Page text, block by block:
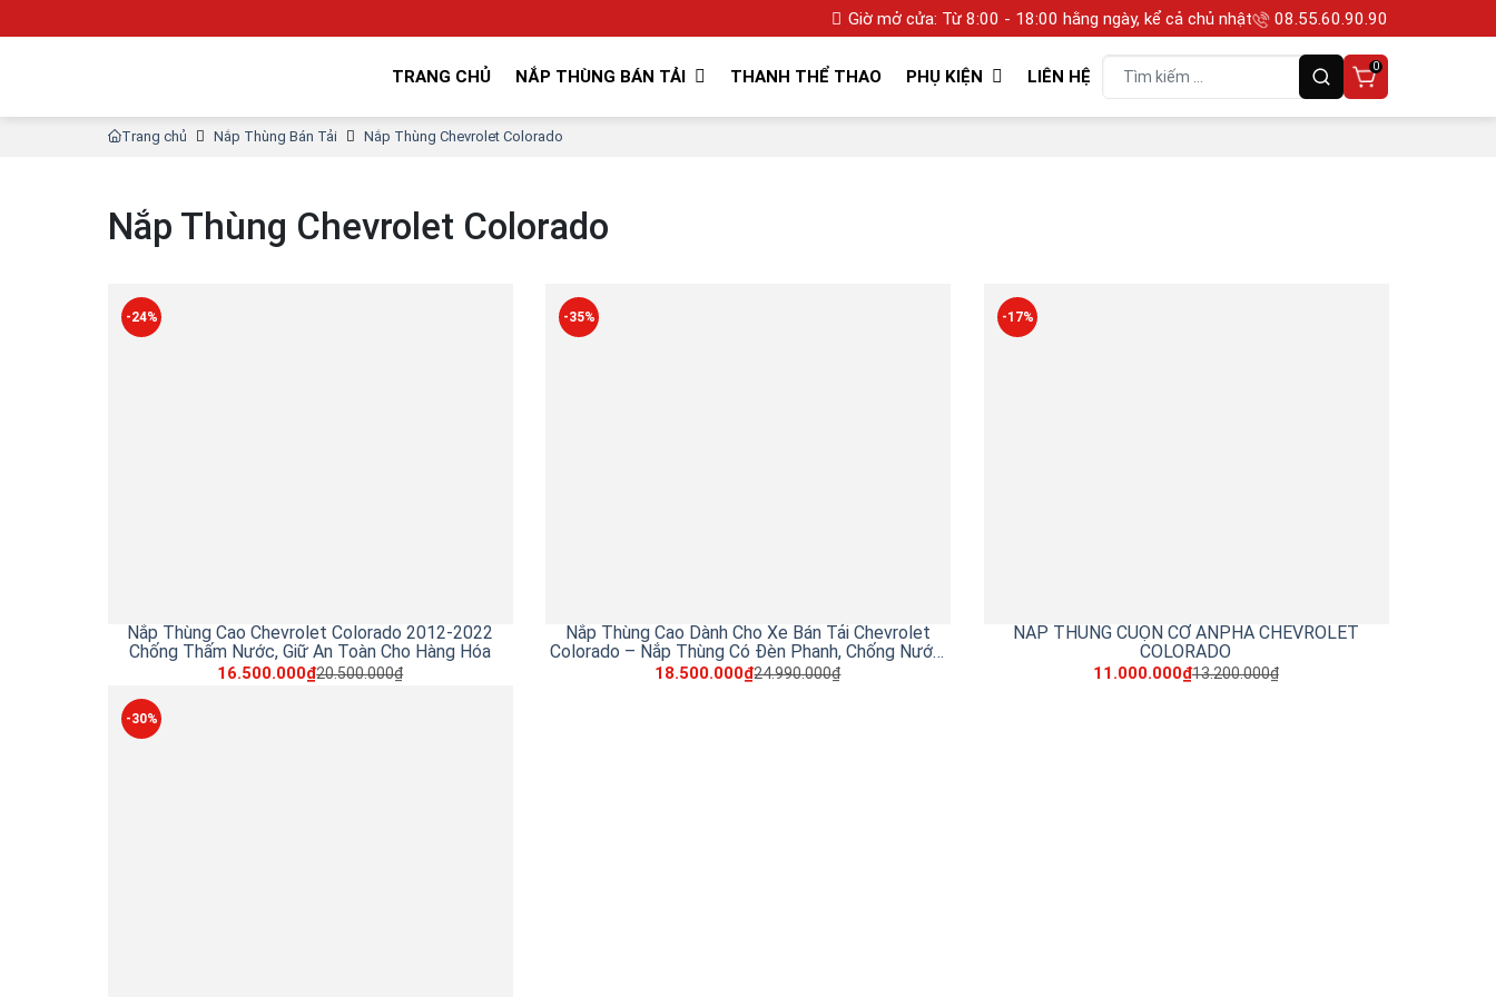
Giờ mở cửa: Từ 8:00 - 18:00 hằng ngày, kể cả chủ nhật 08.55.60.90.90
TRANG CHỦ NẮP THÙNG BÁN TẢI THANH THỂ THAO PHỤ KIỆN LIÊN HỆ
0
Trang chủ Nắp Thùng Bán Tải Nắp Thùng Chevrolet Colorado
Nắp Thùng Chevrolet Colorado
-24%
Nắp Thùng Cao Chevrolet Colorado 2012-2022
Chống Thấm Nước, Giữ An Toàn Cho Hàng Hóa
16.500.000₫20.500.000₫
-35%
Nắp Thùng Cao Dành Cho Xe Bán Tải Chevrolet
Colorado – Nắp Thùng Có Đèn Phanh, Chống Nước,
Bảo Vệ Hàng Hóa
18.500.000₫24.990.000₫
-17%
NẮP THÙNG CUỘN CƠ ANPHA CHEVROLET
COLORADO
11.000.000₫13.200.000₫
-30%